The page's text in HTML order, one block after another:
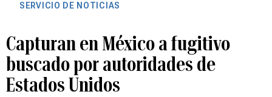
SERVICIO DE NOTICIAS
Capturan en México a fugitivo
buscado por autoridades de
Estados Unidos